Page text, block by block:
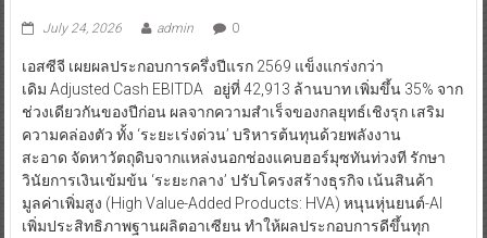
July 24, 2026 admin 0
เอสซีจี เผยผลประกอบการครึ่งปีแรก 2569 แข็งแกร่งกว่า
เดิม Adjusted Cash EBITDA อยู่ที่ 42,913 ล้านบาท เพิ่มขึ้น 35% จาก
ช่วงเดียวกันของปีก่อน ผลจากความสำเร็จของกลยุทธ์เชิงรุก เสริม
ความคล่องตัว ทั้ง ‘ระยะเร่งด่วน’ บริหารต้นทุนด้วยพลังงาน
สะอาด จัดหาวัตถุดิบจากแหล่งนอกช่องแคบฮอร์มุซทันท่วงที รักษา
วินัยการเงินเข้มข้น ‘ระยะกลาง’ ปรับโครงสร้างธุรกิจ เน้นสินค้า
มูลค่าเพิ่มสูง (High Value-Added Products: HVA) หนุนหุ่นยนต์-AI
เพิ่มประสิทธิภาพฐานผลิตอาเซียน ทำให้ผลประกอบการดีขึ้นทุก